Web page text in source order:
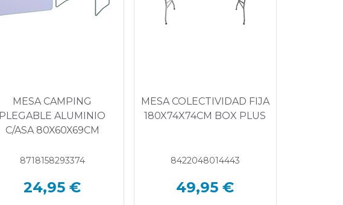
MESA CAMPING
PLEGABLE ALUMINIO
C/ASA 80X60X69CM
8718158293374
24,95 €
MESA COLECTIVIDAD FIJA
180X74X74CM BOX PLUS
8422048014443
49,95 €